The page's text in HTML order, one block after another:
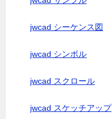
jwcad シーケンス図
jwcad シンボル
jwcad スクロール
jwcad スケッチアップ